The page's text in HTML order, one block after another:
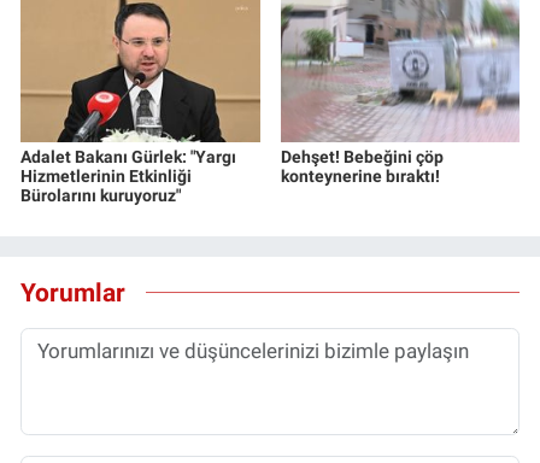
Adalet Bakanı Gürlek: "Yargı
Hizmetlerinin Etkinliği
Bürolarını kuruyoruz"
Dehşet! Bebeğini çöp
konteynerine bıraktı!
Yorumlar